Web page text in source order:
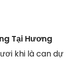
Tại Hương
khi là can dự